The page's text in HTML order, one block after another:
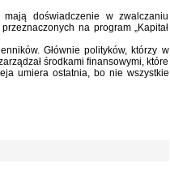
doświadczenie w zwalczaniu
na program „Kapitał
Głównie polityków, którzy w
środkami finansowymi, które
umiera ostatnia, bo nie wszystkie